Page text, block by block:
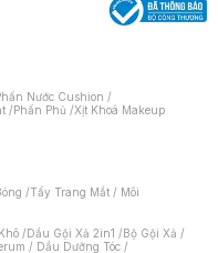
Nước Cushion /
/Phấn Phủ /Xịt Khoá Makeup
/Tẩy Trang Mắt / Môi
/Dầu Gội Xả 2in1 /Bộ Gội Xả /
/ Dầu Dưỡng Tóc /